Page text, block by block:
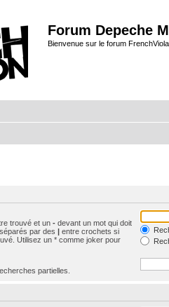
Forum Depeche
Bienvenue sur le forum
trouvé et un - devant un mot qui doit
par des | entre crochets si
Utilisez un * comme joker pour
partielles.